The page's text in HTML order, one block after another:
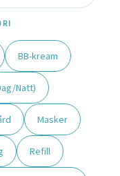
BB-kream
Natt)
Masker
Refill